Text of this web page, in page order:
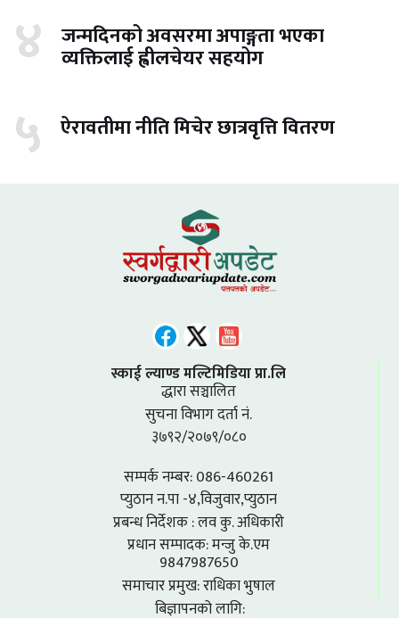
४ जन्मदिनको अवसरमा अपाङ्गता भएका
व्यक्तिलाई ह्वीलचेयर सहयोग
५ ऐरावतीमा नीति मिचेर छात्रवृत्ति वितरण
स्काई ल्याण्ड मल्टिमिडिया प्रा.लि
द्धारा सञ्चालित
सुचना विभाग दर्ता नं.
३७९२/२०७९/०८०
सम्पर्क नम्बर: 086-460261
प्युठान न.पा -४,विजुवार,प्युठान
प्रबन्ध निर्देशक : लव कु. अधिकारी
प्रधान सम्पादक: मन्जु के.एम
9847987650
समाचार प्रमुख: राधिका भुषाल
बिज्ञापनको लागि: